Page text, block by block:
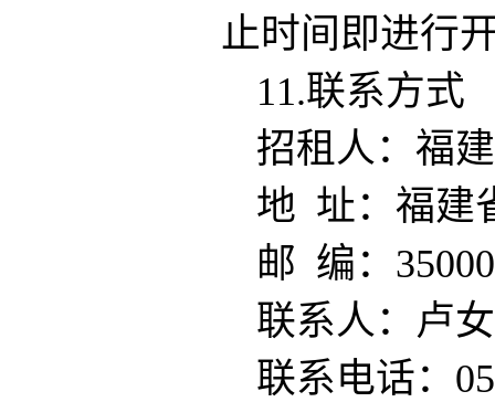
止时间即进行
11.联系方式
招租人：福
地 址：福建
邮 编：
联系人：卢
联系电话：